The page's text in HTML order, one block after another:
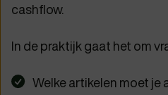
cashflow.
In de praktijk gaat het om
Welke artikelen moet je